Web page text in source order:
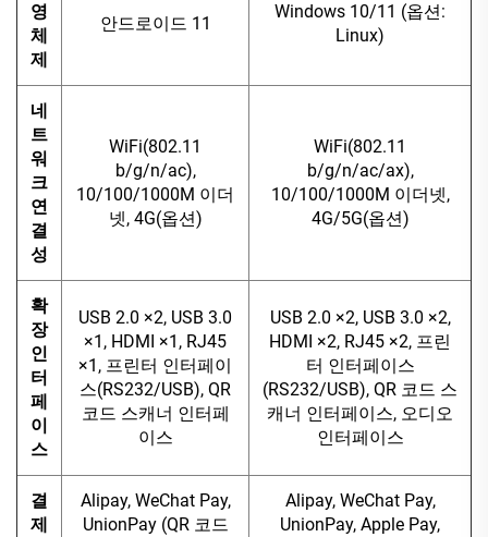
영
체
제
안드로이드 11
Windows 10/11 (옵션:
Linux)
네
트
워
크
연
결
성
WiFi(802.11
b/g/n/ac),
10/100/1000M 이더
넷, 4G(옵션)
WiFi(802.11
b/g/n/ac/ax),
10/100/1000M 이더넷,
4G/5G(옵션)
확
장
인
터
페
이
스
USB 2.0 ×2, USB 3.0
×1, HDMI ×1, RJ45
×1, 프린터 인터페이
스(RS232/USB), QR
코드 스캐너 인터페
이스
USB 2.0 ×2, USB 3.0 ×2,
HDMI ×2, RJ45 ×2, 프린
터 인터페이스
(RS232/USB), QR 코드 스
캐너 인터페이스, 오디오
인터페이스
결
제
Alipay, WeChat Pay,
UnionPay (QR 코드
Alipay, WeChat Pay,
UnionPay, Apple Pay,